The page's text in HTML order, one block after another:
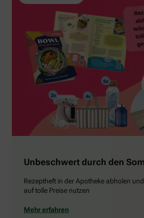
Unbeschwert durch den
Rezeptheft in der Apotheke abholen
auf tolle Preise nutzen
Mehr erfahren